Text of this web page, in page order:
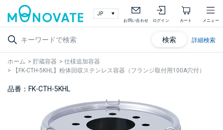
お問い合わせ ログイン カート メニュー
検索 詳細検索
ホーム > 貯蔵容器 > 仕様追加容器
>
【FK-CTH-5KHL】粉体回収ステンレス容器（フランジ取付用100A穴付）
品番：FK-CTH-5KHL